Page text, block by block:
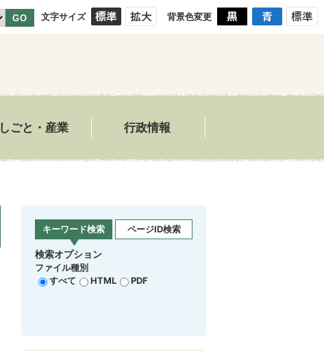
GO 文字サイズ 背景色変更
しごと・産業 行政情報
キーワード検索 ページID検索
検索オプション
ファイル種別
すべて
HTML PDF